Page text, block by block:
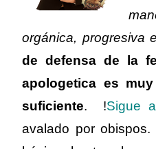
orgánica, progresiva
de defensa de la
apologetica es
suficiente. !Sigue
avalado por obispos.